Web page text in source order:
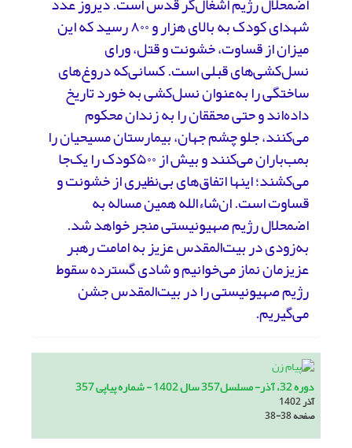
شهدای کودک به بالای هزار و ۸۰۰ رسید که این
میزان از قساوت، خشونت و قتل، ورای
نسل‌کشی‌های قبلی است. کسانی‌که دروغ‌های
ساختگی را به‌عنوان نسل‌کشی به خورد تاریخ
داده‌اند و حتی محققان را به زندان محکوم
می‌کنند، جلو چشم جهان، بیمارستان مسیحیان را
بمب‌باران می‌کنند و بیش از ۵۰۰کودک را یک‌جا
می‌کشند؛ اینها اتفاق‌های بی‌نظیری از خشونت و
قساوت است. ان‌شاءالله همین مساله به
اضمحلال رژیم صهیونیستی منجر خواهد شد.
به‌زودی در بیت‌المقدس عزیز به امامت رهبر
عزیزمان نماز می‌خوانیم و شادی گسترده سقوط
رژیم صهیونیستی را در بیت‌المقدس جشن
می‌گیریم.
دوره 32، آذر- مسلسل357 سال 1402 - شماره پیاپی 357
آذر 1402
صفحه38-38